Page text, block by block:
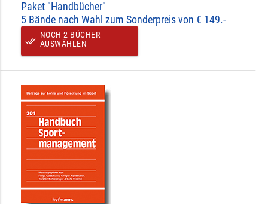
Paket "Handbücher"
5 Bände nach Wahl zum Sonderpreis von € 149.-
done_all
NOCH 2 BÜCHER
AUSWÄHLEN